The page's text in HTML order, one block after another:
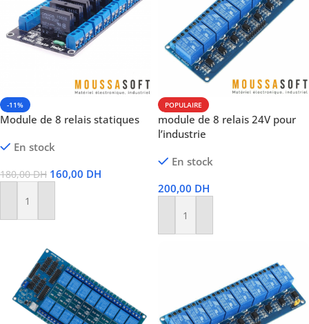
-11%
Module de 8 relais statiques
En stock
180,00DH 160,00 DH
Ajouter Au Panier
POPULAIRE
module de 8 relais 24V pour
l’industrie
En stock
200,00 DH
Ajouter Au Panier